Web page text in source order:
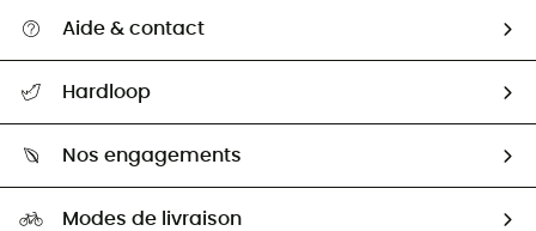
Aide & contact
Guide des tailles
Seconde Main
Hardloop
HardGuides
Nos engagements
Modes de livraison